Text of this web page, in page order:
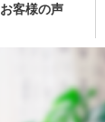
お客様の声